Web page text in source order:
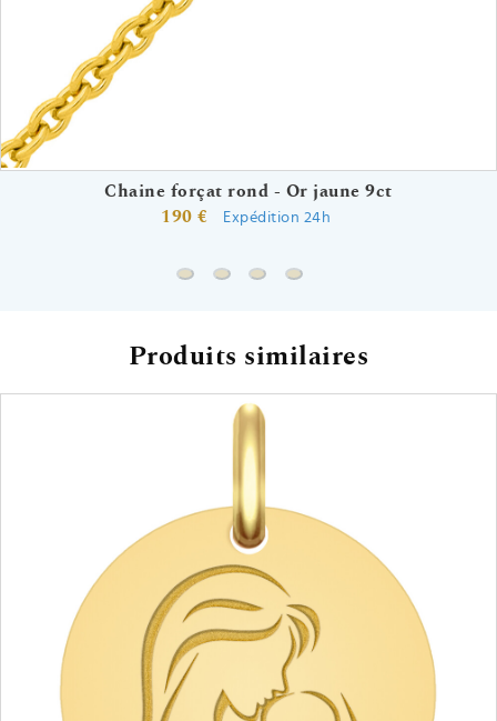
Chaine forçat rond - Or jaune 9ct
190 €
Expédition 24h
Produits similaires